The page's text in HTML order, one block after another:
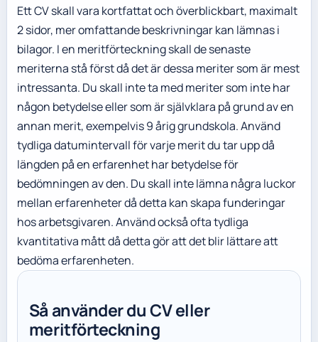
Ett CV skall vara kortfattat och överblickbart, maximalt
2 sidor, mer omfattande beskrivningar kan lämnas i
bilagor. I en meritförteckning skall de senaste
meriterna stå först då det är dessa meriter som är mest
intressanta. Du skall inte ta med meriter som inte har
någon betydelse eller som är självklara på grund av en
annan merit, exempelvis 9 årig grundskola. Använd
tydliga datumintervall för varje merit du tar upp då
längden på en erfarenhet har betydelse för
bedömningen av den. Du skall inte lämna några luckor
mellan erfarenheter då detta kan skapa funderingar
hos arbetsgivaren. Använd också ofta tydliga
kvantitativa mått då detta gör att det blir lättare att
bedöma erfarenheten.
Så använder du CV eller
meritförteckning